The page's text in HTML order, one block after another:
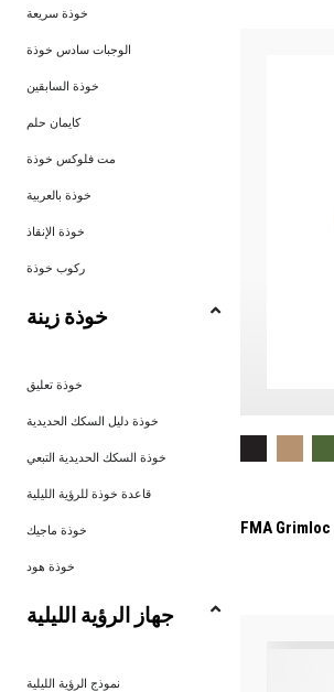
خوذة سريعة
الوجبات سادس خوذة
خوذة السابقين
كايمان حلم
مت فلوكس خوذة
خوذة بالعربية
خوذة الإنقاذ
ركوب خوذة
خوذة زينة
خوذة تعليق
خوذة دليل السكك الحديدية
خوذة السكك الحديدية التبعي
قاعدة خوذة للرؤية الليلية
خوذة ماجيك
خوذة هود
جهاز الرؤية الليلية
نموذج الرؤية الليلية